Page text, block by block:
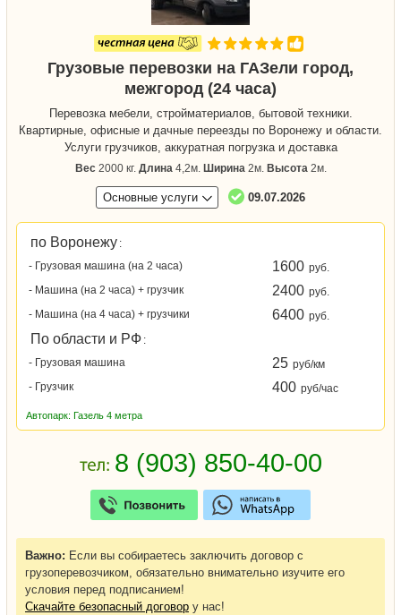
Грузовые перевозки на ГАЗели город,
межгород (24 часа)
Перевозка мебели, стройматериалов, бытовой техники.
Квартирные, офисные и дачные переезды по Воронежу и области.
Услуги грузчиков, аккуратная погрузка и доставка
Вес2000 кг. Длина4,2м. Ширина2м. Высота2м.
Основные услуги 09.07.2026
по Воронежу :
- Грузовая машина (на 2 часа)
1600 руб.
- Машина (на 2 часа) + грузчик
2400 руб.
- Машина (на 4 часа) + грузчики
6400 руб.
По области и РФ :
- Грузовая машина
25 руб/км
- Грузчик
400 руб/час
Автопарк: Газель 4 метра
Важно: Если вы собираетесь заключить договор с
грузоперевозчиком, обязательно внимательно изучите его
условия перед подписанием!
Скачайте безопасный договор у нас!